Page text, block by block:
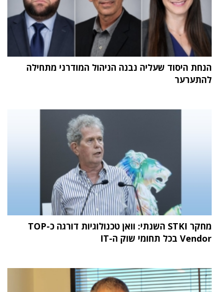
הנחת היסוד שעליה נבנה הניהול המודרני מתחילה
להתערער
מחקר STKI השנתי: וואן טכנולוגיות דורגה כ-TOP
Vendor בכל תחומי שוק ה-IT